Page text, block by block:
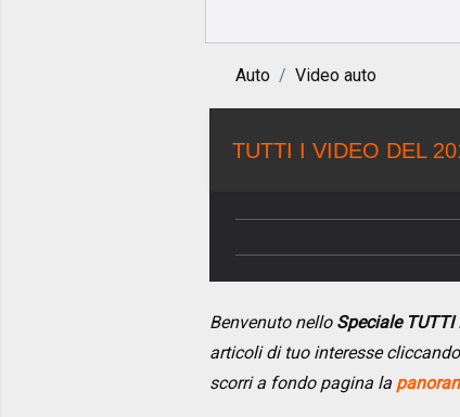
Auto Video auto
TUTTI I VIDEO DEL
Benvenuto nello Speciale TUTTI
articoli di tuo interesse
scorri a fondo pagina la